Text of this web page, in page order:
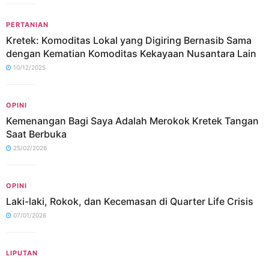
PERTANIAN
Kretek: Komoditas Lokal yang Digiring Bernasib Sama
dengan Kematian Komoditas Kekayaan Nusantara Lain
10/12/2025
OPINI
Kemenangan Bagi Saya Adalah Merokok Kretek Tangan
Saat Berbuka
25/02/2026
OPINI
Laki-laki, Rokok, dan Kecemasan di Quarter Life Crisis
07/01/2026
LIPUTAN